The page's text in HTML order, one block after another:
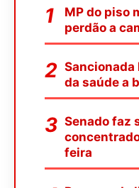
MP do piso
perdão a
Sancionada
da saúde a
Senado faz
feira